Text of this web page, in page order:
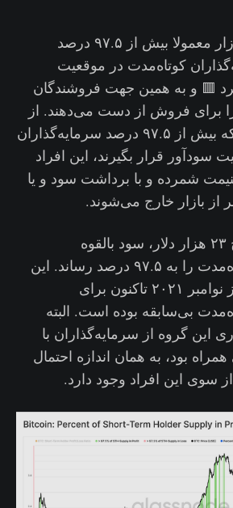
در فازهای نزولی بازار معمولا بیش از ۹۷.۵ درصد
کوتاه‌مدت در موقعیت
🟥 و به همین جهت فروشندگان
را برای فروش از دست می‌دهند. از
طرف دیگر زمانی که بیش از ۹۷.۵ درصد سرمایه‌گذاران
سودآور قرار بگیرند، این افراد
شمرده و با برداشت سود و یا
بازار خارج می‌شوند.
رشد قیمت تا سطح ۲۳ هزار دلار، سود بالقوه
سرمایه‌گذاران کوتاه‌مدت را به ۹۷.۵ درصد رساند. این
میزان سود بالقوه از نوامبر ۲۰۲۱ تاکنون برای
بی‌سابقه بوده است. البته
این گروه از سرمایه‌گذاران با
بود، به همان اندازه احتمال
سوی این افراد وجود دارد.